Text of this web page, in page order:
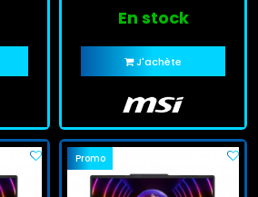
En stock
J'achète
Promo